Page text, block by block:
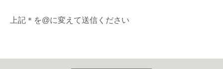
上記＊を@に変えて送信ください